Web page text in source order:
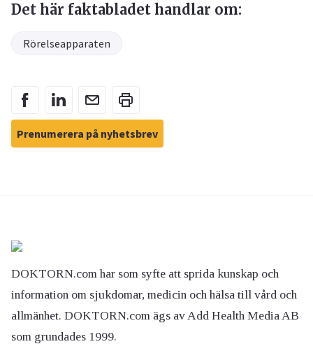
Det här faktabladet handlar om:
Rörelseapparaten
Prenumerera på nyhetsbrev
DOKTORN.com har som syfte att sprida kunskap och
information om sjukdomar, medicin och hälsa till vård och
allmänhet. DOKTORN.com ägs av Add Health Media AB
som grundades 1999.